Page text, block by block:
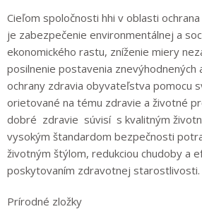
Cieľom spoločnosti hhi v oblasti
je zabezpečenie environmentálnej a
ekonomického rastu, zníženie miery
posilnenie postavenia znevýhodnených
ochrany zdravia obyvateľstva pomocu
orietované na tému zdravie a životné
dobré zdravie súvisí s kvalitným
vysokým štandardom bezpečnosti
životným štýlom, redukciou chudoby a
poskytovaním zdravotnej starostlivosti.
Prírodné zložky